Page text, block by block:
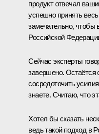
продукт отвечал
успешно принять
замечательно, чтобы
Российской
Сейчас эксперты
завершено. Остаётся
сосредоточить
знаете. Считаю, что
Хотел бы сказать
ведь такой подход в